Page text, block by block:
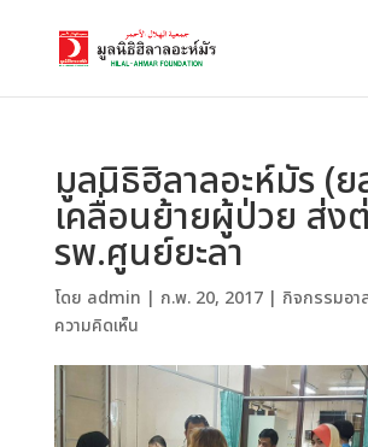
มูลนิธิฮิลาลอะห์มัร (ย
เคลื่อนย้ายผู้ป่วย ส่ง
รพ.ศูนย์ยะลา
โดย admin | ก.พ. 20, 2017| กิจกรรมอา
ความคิดเห็น